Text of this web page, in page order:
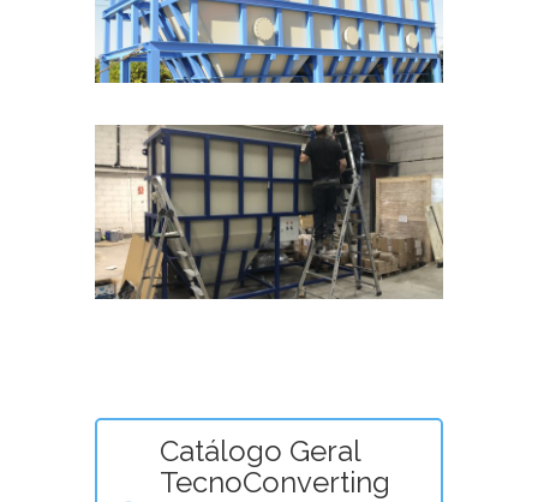
Catálogo Geral
TecnoConverting